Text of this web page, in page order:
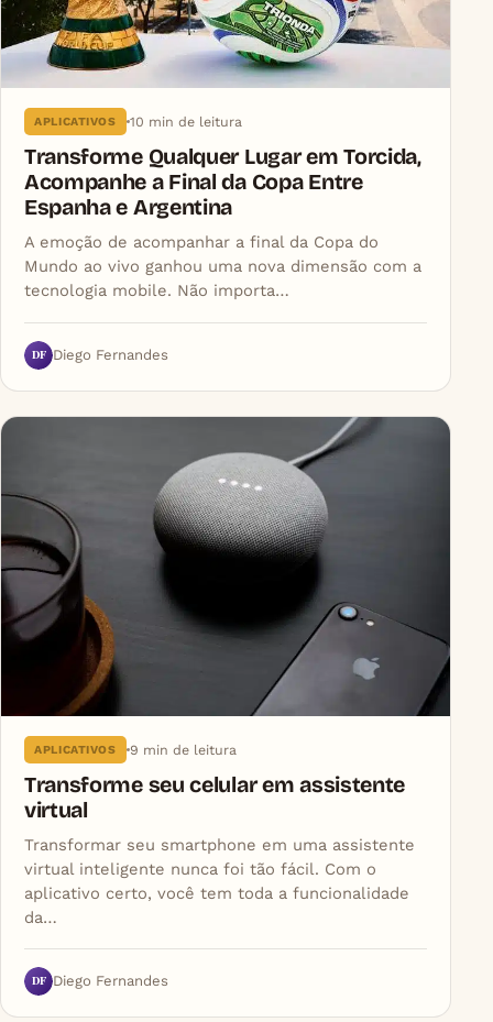
APLICATIVOS 10 min de leitura
Transforme Qualquer Lugar em Torcida,
Acompanhe a Final da Copa Entre
Espanha e Argentina
A emoção de acompanhar a final da Copa do
Mundo ao vivo ganhou uma nova dimensão com a
tecnologia mobile. Não importa…
DF Diego Fernandes
APLICATIVOS 9 min de leitura
Transforme seu celular em assistente
virtual
Transformar seu smartphone em uma assistente
virtual inteligente nunca foi tão fácil. Com o
aplicativo certo, você tem toda a funcionalidade
da…
DF Diego Fernandes